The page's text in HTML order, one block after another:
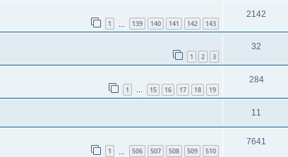
1 139 140 141 142 143
2142
1 2 3
32
1 … 15 16 17 18 19
284
11
1 506 507 508 509 510
7641